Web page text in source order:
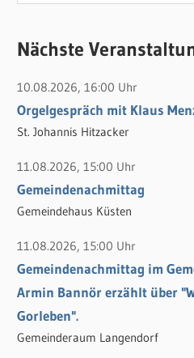
h
n
n
a
c
h
:
Nächste
10.08.2026, 16:00 Uhr
Orgelgespräch mit Klaus
St. Johannis Hitzacker
11.08.2026, 15:00 Uhr
Gemeindenachmittag
Gemeindehaus Küsten
11.08.2026, 15:00 Uhr
Gemeindenachmittag im
Armin Bannör erzählt über
Gorleben".
Gemeinderaum Langendorf